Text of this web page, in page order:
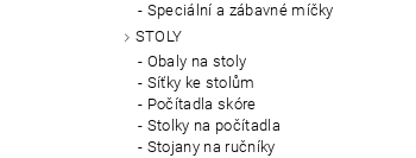
Speciální a zábavné míčky
STOLY
Obaly na stoly
Síťky ke stolům
Počítadla skóre
Stolky na počítadla
Stojany na ručníky